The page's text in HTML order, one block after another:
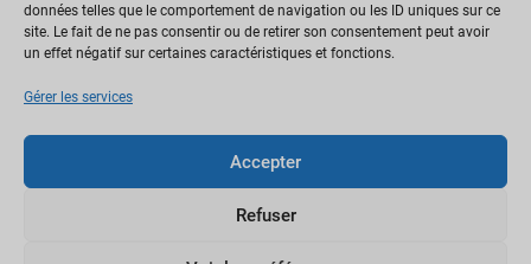
données telles que le comportement de navigation ou les ID uniques sur ce
site. Le fait de ne pas consentir ou de retirer son consentement peut avoir
un effet négatif sur certaines caractéristiques et fonctions.
Gérer les services
Accepter
Refuser
Cliquez sur « J’accepte » pour activer
Facebook
Politique de cookies